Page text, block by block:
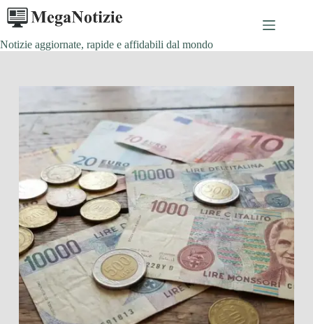
Salta
contenuto
Notizie aggiornate, rapide e affidabili dal mondo